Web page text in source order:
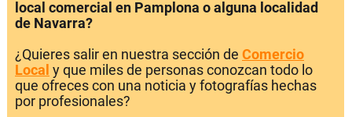
local comercial en Pamplona o alguna localidad
de Navarra?
¿Quieres salir en nuestra sección de Comercio
Local y que miles de personas conozcan todo lo
que ofreces con una noticia y fotografías hechas
por profesionales?